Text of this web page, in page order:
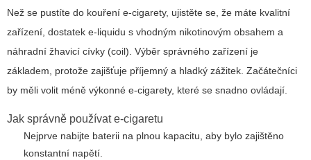
Než se pustíte do kouření e-cigarety, ujistěte se, že máte kvalitní
zařízení, dostatek e-liquidu s vhodným nikotinovým obsahem a
náhradní žhavicí cívky (coil). Výběr správného zařízení je
základem, protože zajišťuje příjemný a hladký zážitek. Začátečníci
by měli volit méně výkonné e-cigarety, které se snadno ovládají.
Jak správně používat e-cigaretu
Nejprve nabijte baterii na plnou kapacitu, aby bylo zajištěno
konstantní napětí.